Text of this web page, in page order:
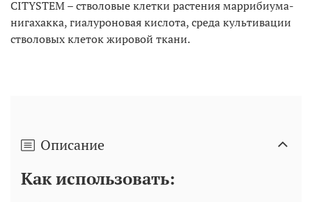
CITYSTEM – стволовые клетки растения маррибиума-
нигахакка, гиалуроновая кислота, среда культивации
стволовых клеток жировой ткани.
Описание
Как использовать: